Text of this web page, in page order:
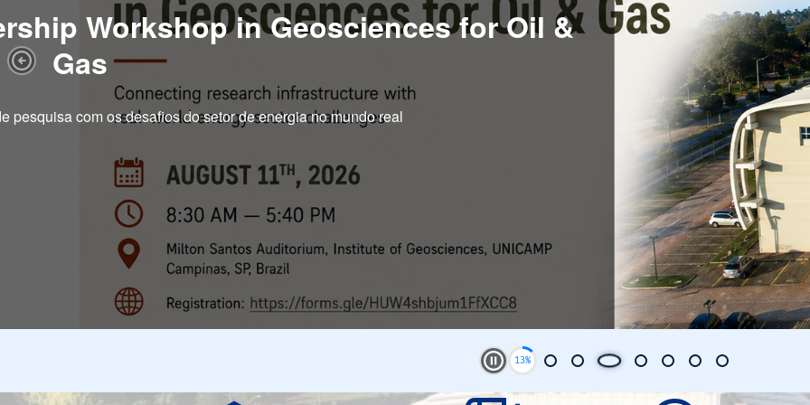
Workshop in Geosciences for Oil &
Gas
pesquisa com os desafios do setor de energia no mundo real
Play and Stop Slideshow
Previous Slide